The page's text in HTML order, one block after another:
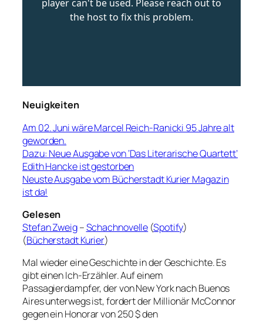
Neuigkeiten
Am 02. Juni wäre Marcel Reich-Ranicki 95 Jahre alt
geworden.
Dazu: Neue Ausgabe von ‘Das Literarische Quartett’
Edith Hancke ist gestorben
Neuste Ausgabe vom Bücherstadt Kurier Magazin
ist da!
Gelesen
Stefan Zweig–Schachnovelle (Spotify)
(Bücherstadt Kurier)
Mal wieder eine Geschichte in der Geschichte. Es
gibt einen Ich-Erzähler. Auf einem
Passagierdampfer, der von New York nach Buenos
Aires unterwegs ist, fordert der Millionär McConnor
gegen ein Honorar von 250 $ den